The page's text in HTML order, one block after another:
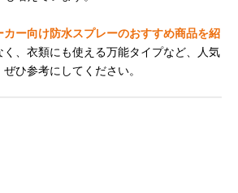
カー向け防水スプレーのおすすめ商品を紹
く、衣類にも使える万能タイプなど、人気
ひ参考にしてください。